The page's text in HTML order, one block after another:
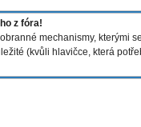
z fóra!
mechanismy, kterými
(kvůli hlavičce, která